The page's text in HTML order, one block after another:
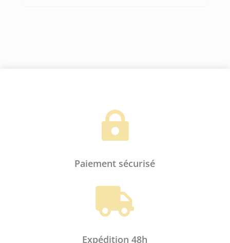

Paiement sécurisé

Expédition 48h